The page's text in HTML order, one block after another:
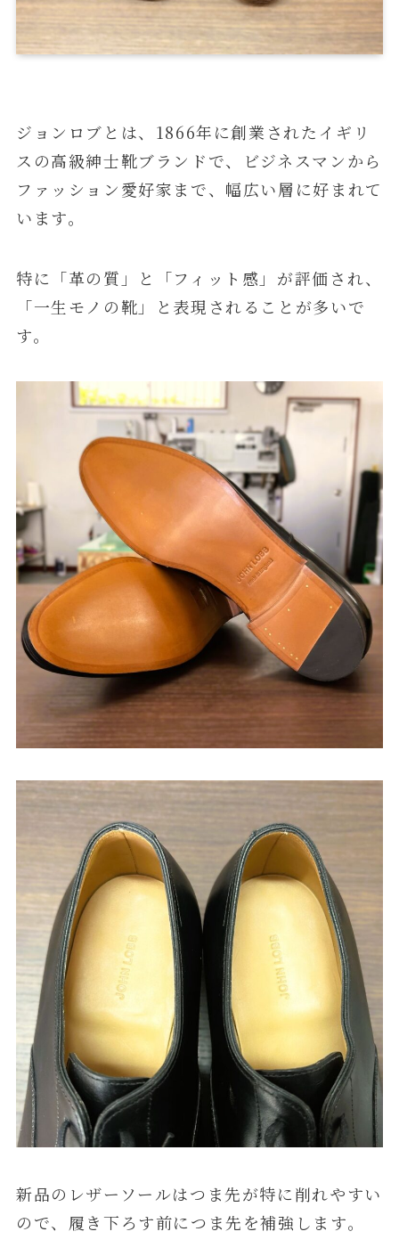
ジョンロブとは、1866年に創業されたイギリ
スの高級紳士靴ブランドで、ビジネスマンから
ファッション愛好家まで、幅広い層に好まれて
います。
特に「革の質」と「フィット感」が評価され、
「一生モノの靴」と表現されることが多いで
す。
新品のレザーソールはつま先が特に削れやすい
ので、履き下ろす前につま先を補強します。